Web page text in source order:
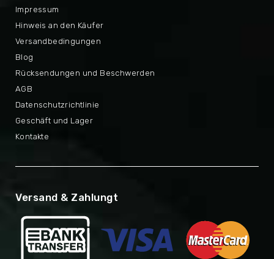
Rücksendungen und Beschwerden
Impressum
AGB
Hinweis an den Käufer
Datenschutzrichtlinie
Versandbedingungen
Geschäft und Lager
Blog
Kontakte
Versand & Zahlungt